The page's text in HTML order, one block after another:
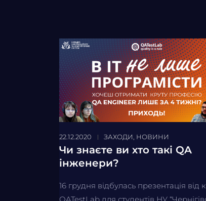
22.12.2020 ЗАХОДИ НОВИНИ
Чи знаєте ви хто такі QA
інженери?
16 грудня відбулась презентація від
QATestLab для студентів НУ